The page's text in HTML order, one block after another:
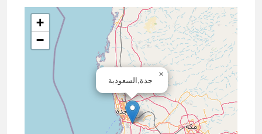
جدة,السعودية
×
+
−